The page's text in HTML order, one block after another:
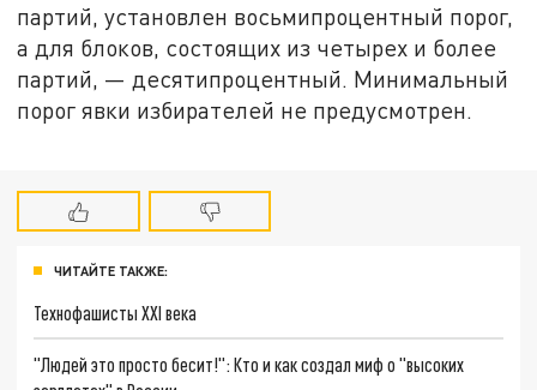
партий, установлен восьмипроцентный порог,
а для блоков, состоящих из четырех и более
партий, — десятипроцентный. Минимальный
порог явки избирателей не предусмотрен.
ЧИТАЙТЕ ТАКЖЕ:
Технофашисты XXI века
"Людей это просто бесит!": Кто и как создал миф о "высоких